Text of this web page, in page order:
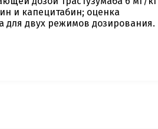
и капецитабин; оценка
для двух режимов дозирования.